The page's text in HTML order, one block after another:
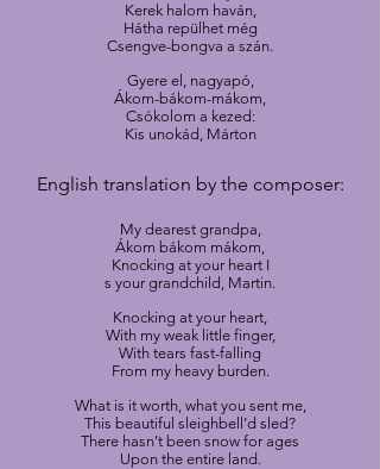
Kerek halom haván,
Hátha repülhet még
Csengve-bongva a szán.
Gyere el, nagyapó,
Ákom-bákom-mákom,
Csókolom a kezed:
Kis unokád, Márton
English translation by the composer:
My dearest grandpa,
Ákom bákom mákom,
Knocking at your heart I
s your grandchild, Martin.
Knocking at your heart,
With my weak little finger,
With tears fast-falling
From my heavy burden.
What is it worth, what you sent me,
This beautiful sleighbell’d sled?
There hasn’t been snow for ages
Upon the entire land.